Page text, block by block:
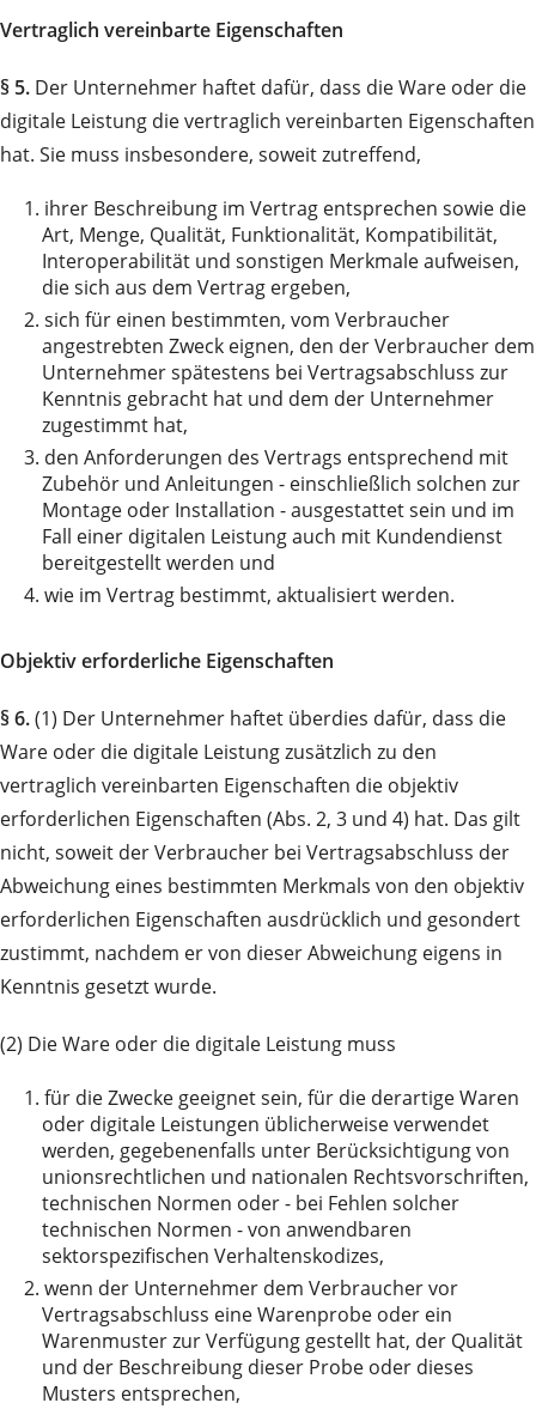
Vertraglich vereinbarte Eigenschaften
§ 5. Der Unternehmer haftet dafür, dass die Ware oder die
digitale Leistung die vertraglich vereinbarten Eigenschaften
hat. Sie muss insbesondere, soweit zutreffend,
1. ihrer Beschreibung im Vertrag entsprechen sowie die
Art, Menge, Qualität, Funktionalität, Kompatibilität,
Interoperabilität und sonstigen Merkmale aufweisen,
die sich aus dem Vertrag ergeben,
2. sich für einen bestimmten, vom Verbraucher
angestrebten Zweck eignen, den der Verbraucher dem
Unternehmer spätestens bei Vertragsabschluss zur
Kenntnis gebracht hat und dem der Unternehmer
zugestimmt hat,
3. den Anforderungen des Vertrags entsprechend mit
Zubehör und Anleitungen - einschließlich solchen zur
Montage oder Installation - ausgestattet sein und im
Fall einer digitalen Leistung auch mit Kundendienst
bereitgestellt werden und
4. wie im Vertrag bestimmt, aktualisiert werden.
Objektiv erforderliche Eigenschaften
§ 6.(1) Der Unternehmer haftet überdies dafür, dass die
Ware oder die digitale Leistung zusätzlich zu den
vertraglich vereinbarten Eigenschaften die objektiv
erforderlichen Eigenschaften (Abs. 2, 3 und 4) hat. Das gilt
nicht, soweit der Verbraucher bei Vertragsabschluss der
Abweichung eines bestimmten Merkmals von den objektiv
erforderlichen Eigenschaften ausdrücklich und gesondert
zustimmt, nachdem er von dieser Abweichung eigens in
Kenntnis gesetzt wurde.
(2) Die Ware oder die digitale Leistung muss
1. für die Zwecke geeignet sein, für die derartige Waren
oder digitale Leistungen üblicherweise verwendet
werden, gegebenenfalls unter Berücksichtigung von
unionsrechtlichen und nationalen Rechtsvorschriften,
technischen Normen oder - bei Fehlen solcher
technischen Normen - von anwendbaren
sektorspezifischen Verhaltenskodizes,
2. wenn der Unternehmer dem Verbraucher vor
Vertragsabschluss eine Warenprobe oder ein
Warenmuster zur Verfügung gestellt hat, der Qualität
und der Beschreibung dieser Probe oder dieses
Musters entsprechen,